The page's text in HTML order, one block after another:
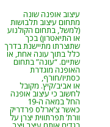
עיצוב אופנה שונה
מתחום עיצוב תלבושות
(למשל, בתחום הקולנוע
או התיאטרון) בכך
שתוצרתו מתיישנת בדרך
כלל בתוך עונה אחת, או
שתיים. “עונה” בתחום
האופנה מוגדרת
כסתיו/חורף,
או אביב/קיץ. מקובל
לחשוב כי עיצוב אופנה
החל במאה ה-19
כאשר צ’ארלס פרדריק
וורת’ תפרתווית יצרן על